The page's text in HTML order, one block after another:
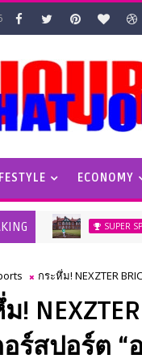
ECONOMY
SUPER SPORTS “อาฒยา
กระหึ่ม! NEXZTER
!
อร์สปอร์ต